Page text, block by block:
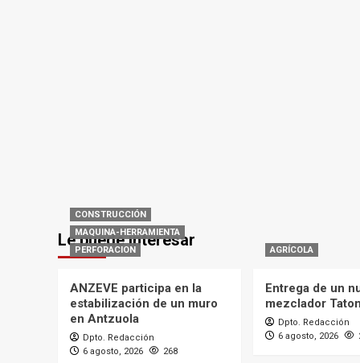
Le puede interesar
CONSTRUCCIÓN
MAQUINA-HERRAMIENTA
PERFORACION
ANZEVE participa en la
estabilización de un muro
en Antzuola
Dpto. Redacción
6 agosto, 2026
268
AGRÍCOLA
Entrega de un
mezclador
Dpto. Redacción
6 agosto, 2026